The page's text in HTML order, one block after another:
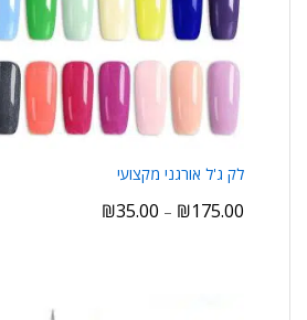
לק ג'ל אורגני מקצועי
₪35.00 – ₪175.00